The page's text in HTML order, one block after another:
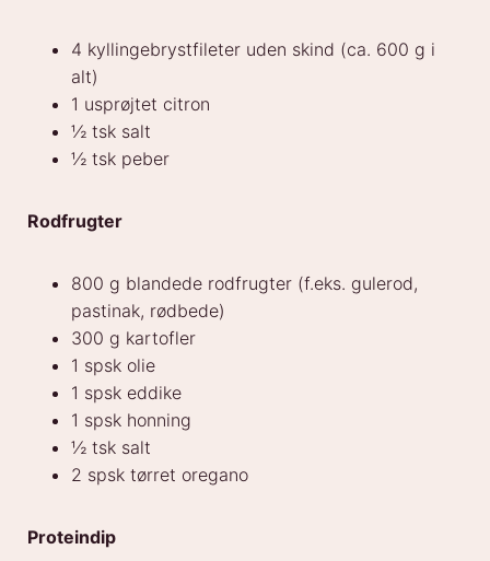
4 kyllingebrystfileter uden skind (ca. 600 g i
alt)
1 usprøjtet citron
½ tsk salt
½ tsk peber
Rodfrugter
800 g blandede rodfrugter (f.eks. gulerod,
pastinak, rødbede)
300 g kartofler
1 spsk olie
1 spsk eddike
1 spsk honning
½ tsk salt
2 spsk tørret oregano
Proteindip